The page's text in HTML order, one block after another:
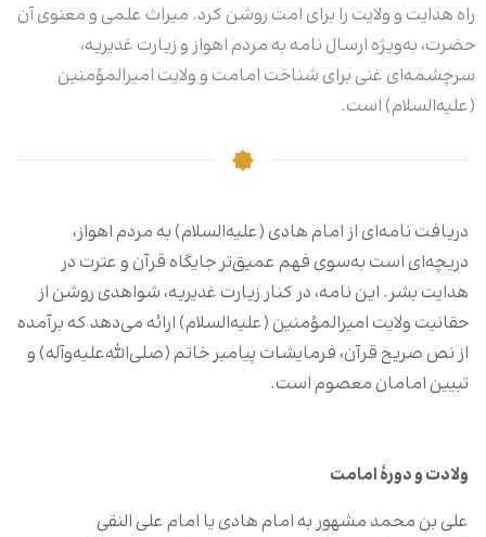
راه هدایت و ولایت را برای امت روشن کرد. میراث علمی و معنوی آن
حضرت، به‌ویژه ارسال نامه به مردم اهواز و زیارت غدیریه،
سرچشمه‌ای غنی برای شناخت امامت و ولایت امیرالمؤمنین
(علیه‌السلام) است.
دریافت نامه‌ای از امام هادی (علیه‌السلام) به مردم اهواز،
دریچه‌ای است به‌سوی فهم عمیق‌تر جایگاه قرآن و عترت در
هدایت بشر. این نامه، در کنار زیارت غدیریه، شواهدی روشن از
حقانیت ولایت امیرالمؤمنین (علیه‌السلام) ارائه می‌دهد که برآمده
از نص صریح قرآن، فرمایشات پیامبر خاتم (صلی‌الله‌علیه‌وآله) و
تبیین امامان معصوم است.
ولادت و دورۀ امامت
علی بن محمد مشهور به امام هادی یا امام علی النقی